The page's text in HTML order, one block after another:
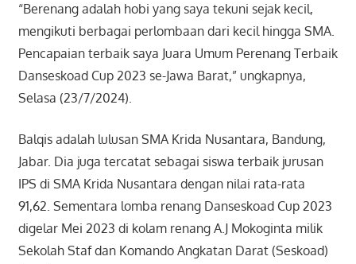
“Berenang adalah hobi yang saya tekuni sejak kecil,
mengikuti berbagai perlombaan dari kecil hingga SMA.
Pencapaian terbaik saya Juara Umum Perenang Terbaik
Danseskoad Cup 2023 se-Jawa Barat,” ungkapnya,
Selasa (23/7/2024).
Balqis adalah lulusan SMA Krida Nusantara, Bandung,
Jabar. Dia juga tercatat sebagai siswa terbaik jurusan
IPS di SMA Krida Nusantara dengan nilai rata-rata
91,62. Sementara lomba renang Danseskoad Cup 2023
digelar Mei 2023 di kolam renang A.J Mokoginta milik
Sekolah Staf dan Komando Angkatan Darat (Seskoad)